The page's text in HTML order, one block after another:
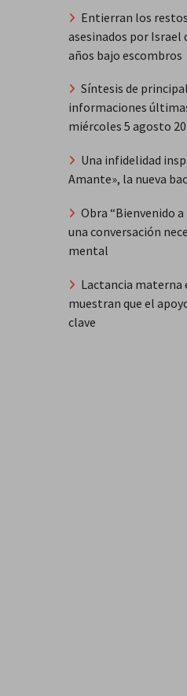
Entierran los
asesinados por Israel
años bajo escombros
Síntesis de
informaciones
miércoles 5 agosto
Una infidelidad
Amante», la nueva
Obra “Bienvenido
una conversación
mental
Lactancia materna
muestran que el
clave